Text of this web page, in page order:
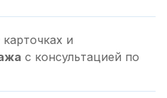
карточках и
с консультацией по